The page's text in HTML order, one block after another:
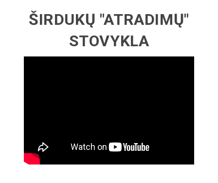
ŠIRDUKŲ "ATRADIMŲ"
STOVYKLA